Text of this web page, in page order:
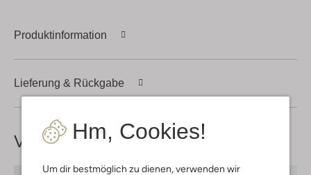
Hm, Cookies!
Um dir bestmöglich zu dienen, verwenden wir
Produktinformation
Lieferung & Rückgabe
Vervollständige deinenLook